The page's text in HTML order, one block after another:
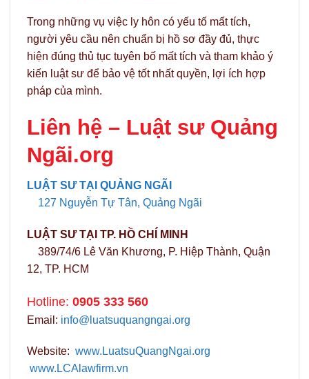
Trong những vụ việc ly hôn có yếu tố mất tích,
người yêu cầu nên chuẩn bị hồ sơ đầy đủ, thực
hiện đúng thủ tục tuyên bố mất tích và tham khảo ý
kiến luật sư để bảo vệ tốt nhất quyền, lợi ích hợp
pháp của mình.
Liên hệ – Luật sư Quảng
Ngãi.org
LUẬT SƯ TẠI QUẢNG NGÃI
127 Nguyễn Tự Tân, Quảng Ngãi
LUẬT SƯ TẠI TP. HỒ CHÍ MINH
389/74/6 Lê Văn Khương, P. Hiệp Thành, Quận
12, TP. HCM
Hotline: 0905 333 560
Email: info@luatsuquangngai.org
Website: www.LuatsuQuangNgai.org
www.LCAlawfirm.vn